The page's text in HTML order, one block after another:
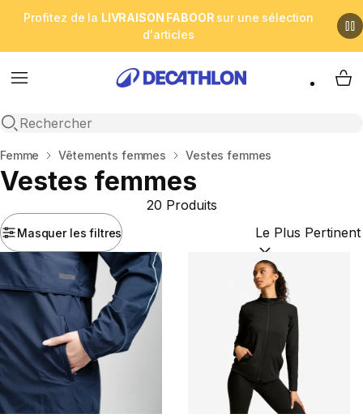
Profitez de la LIVRAISON FABOOR sur une sélection
d'articles
Menu
Open search
My
Accueil
Femme Vêtements femmes Vestes femmes
Vestes femmes
Masquer les filtres
20 Produits
Trier par :